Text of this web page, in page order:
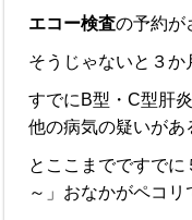
エコー検査の予約が
そうじゃないと３か
すでにB型・C型肝
他の病気の疑いがあ
とここまでですで
～」おなかがペコリ